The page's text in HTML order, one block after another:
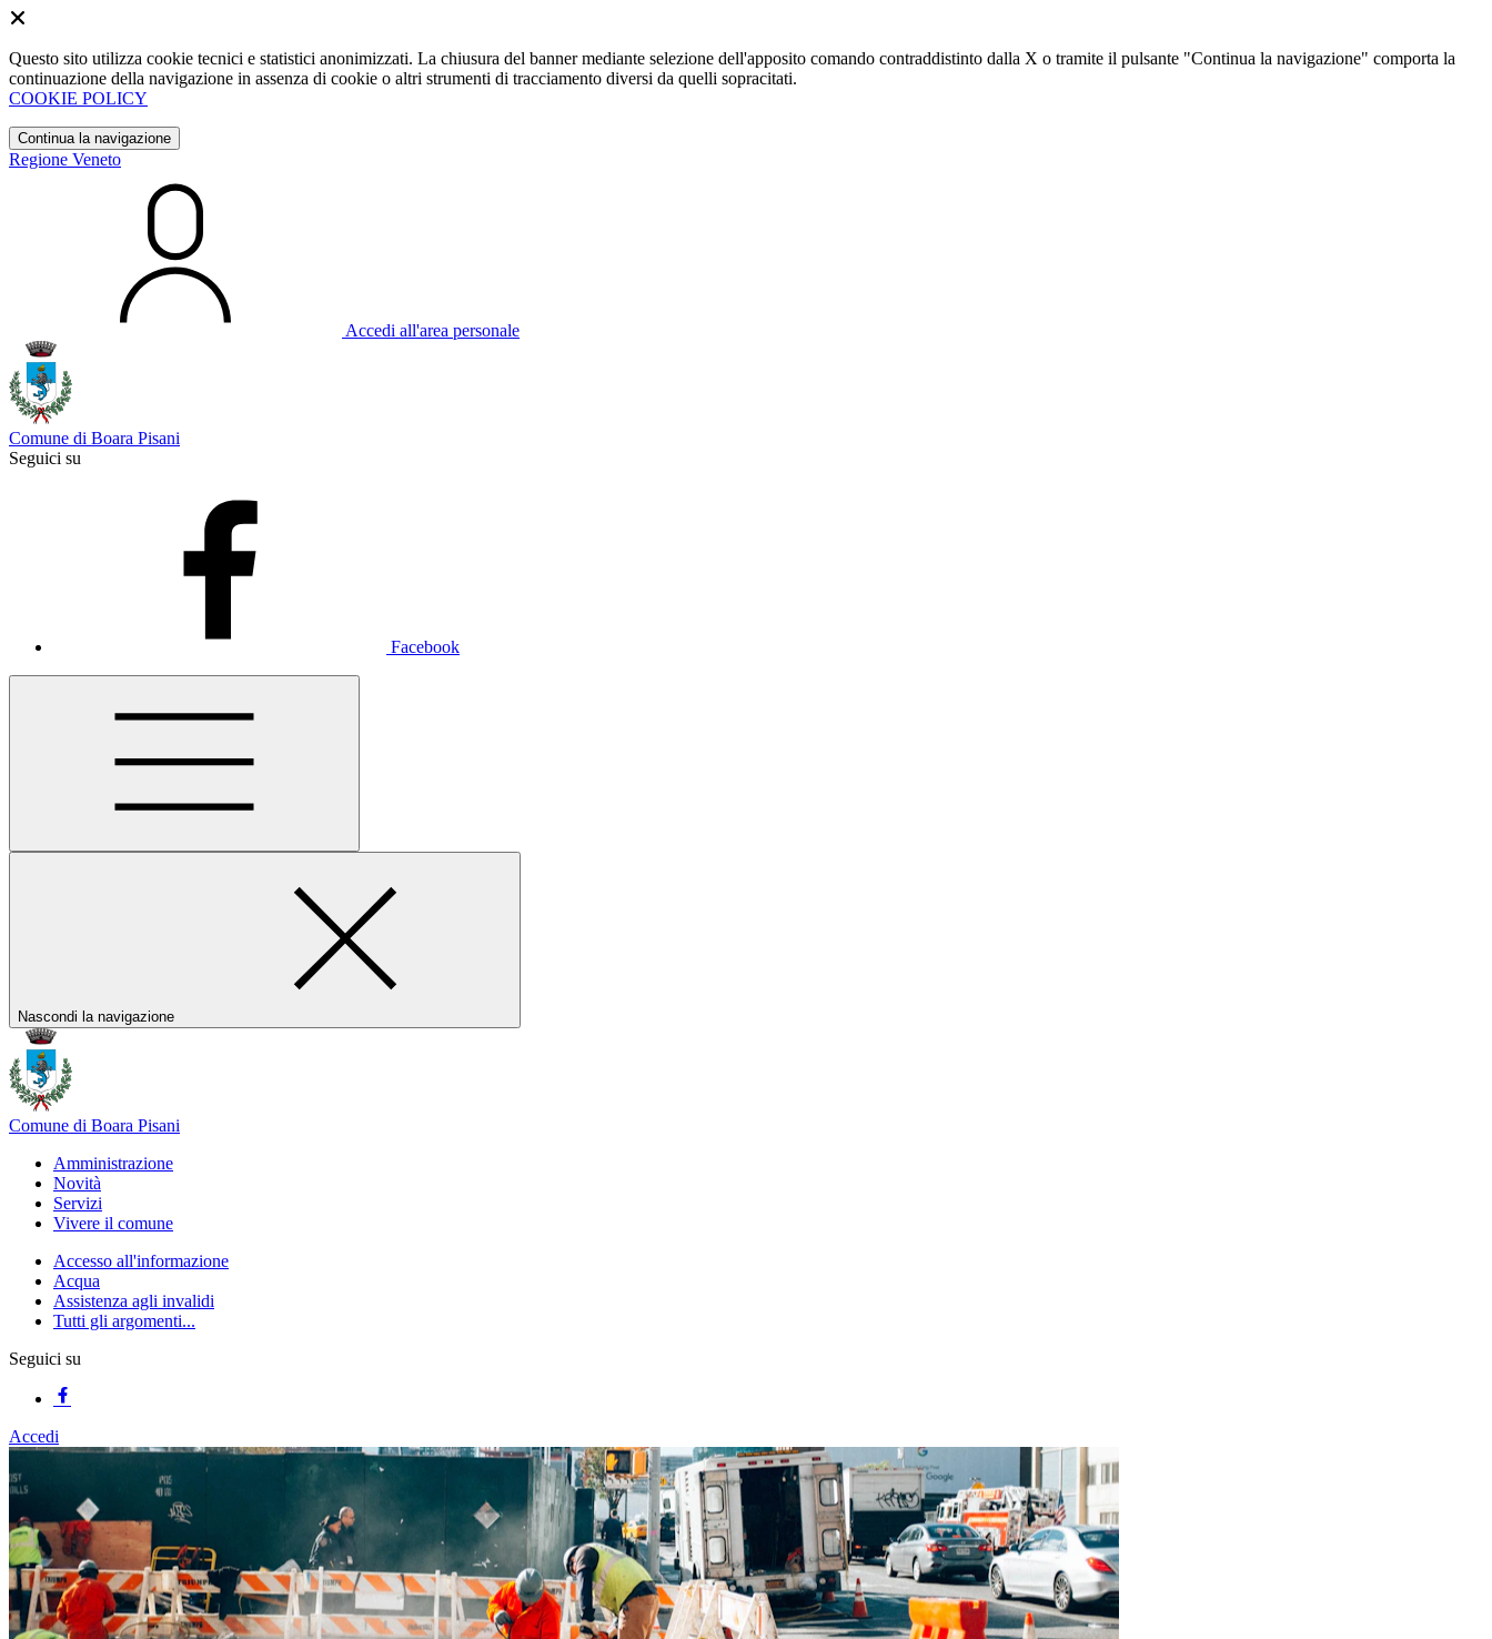
Questo sito utilizza cookie tecnici e statistici anonimizzati. La chiusura del banner mediante selezione dell'apposito comando contraddistinto dalla X o tramite il pulsante "Continua la navigazione" comporta la
continuazione della navigazione in assenza di cookie o altri strumenti di tracciamento diversi da quelli sopracitati.
COOKIE POLICY
Continua la navigazione
Regione Veneto
Accedi all'area personale
Comune di Boara Pisani
Seguici su
Facebook
Nascondi la navigazione
Comune di Boara Pisani
Amministrazione
Novità
Servizi
Vivere il comune
Accesso all'informazione
Acqua
Assistenza agli invalidi
Tutti gli argomenti...
Seguici su
Accedi